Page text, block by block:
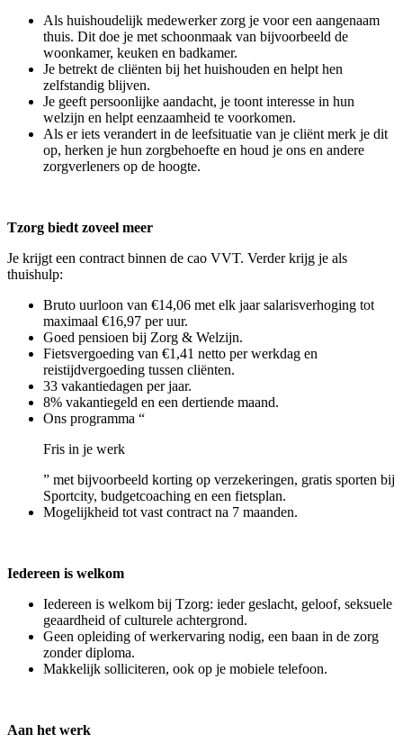
Als huishoudelijk medewerker zorg je voor een aangenaam
thuis. Dit doe je met schoonmaak van bijvoorbeeld de
woonkamer, keuken en badkamer.
Je betrekt de cliënten bij het huishouden en helpt hen
zelfstandig blijven.
Je geeft persoonlijke aandacht, je toont interesse in hun
welzijn en helpt eenzaamheid te voorkomen.
Als er iets verandert in de leefsituatie van je cliënt merk je dit
op, herken je hun zorgbehoefte en houd je ons en andere
zorgverleners op de hoogte.
Tzorg biedt zoveel meer
Je krijgt een contract binnen de cao VVT. Verder krijg je als
thuishulp:
Bruto uurloon van €14,06 met elk jaar salarisverhoging tot
maximaal €16,97 per uur.
Goed pensioen bij Zorg & Welzijn.
Fietsvergoeding van €1,41 netto per werkdag en
reistijdvergoeding tussen cliënten.
33 vakantiedagen per jaar.
8% vakantiegeld en een dertiende maand.
Ons programma “
Fris in je werk
” met bijvoorbeeld korting op verzekeringen, gratis sporten bij
Sportcity, budgetcoaching en een fietsplan.
Mogelijkheid tot vast contract na 7 maanden.
Iedereen is welkom
Iedereen is welkom bij Tzorg: ieder geslacht, geloof, seksuele
geaardheid of culturele achtergrond.
Geen opleiding of werkervaring nodig, een baan in de zorg
zonder diploma.
Makkelijk solliciteren, ook op je mobiele telefoon.
Aan het werk